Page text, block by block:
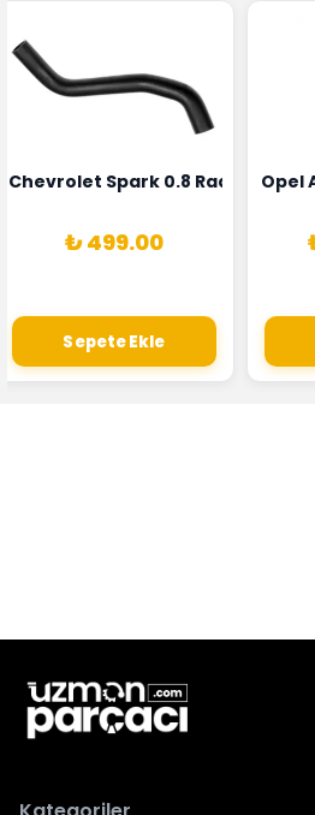
1628HN-0258010081
Alternatörü Valeo Marka
Chevrolet Spark 0.8 Radyatör
₺ 499.00
Sepete Ekle
Opel